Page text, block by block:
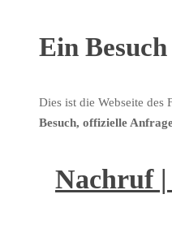
Ein
Dies ist die Webseite
Besuch, offizielle
Nachruf